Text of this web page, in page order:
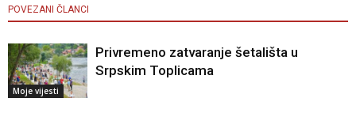
POVEZANI ČLANCI
Moje vijesti
Privremeno zatvaranje šetališta u
Srpskim Toplicama